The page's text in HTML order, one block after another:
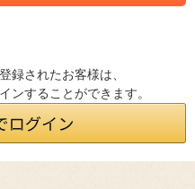
録されたお客様は、
ンすることができます。